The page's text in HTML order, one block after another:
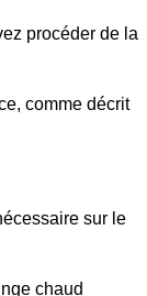
procéder de la
comme décrit
sur le
chaud